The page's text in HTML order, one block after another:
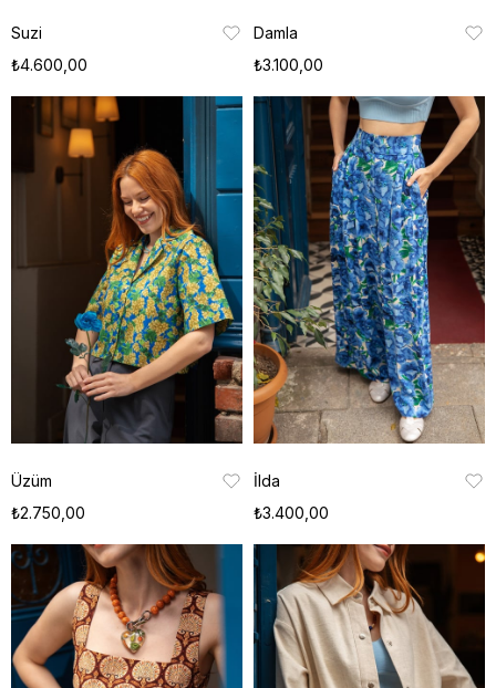
Suzi
₺4.600,00
Damla
₺3.100,00
Üzüm
₺2.750,00
İlda
₺3.400,00